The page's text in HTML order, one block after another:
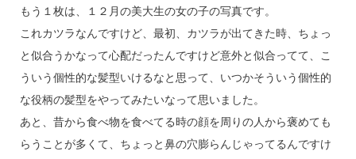
もう１枚は、１２月の美大生の女の子の写真です。
これカツラなんですけど、最初、カツラが出てきた時、ちょっ
と似合うかなって心配だったんですけど意外と似合ってて、こ
ういう個性的な髪型いけるなと思って、いつかそういう個性的
な役柄の髪型をやってみたいなって思いました。
あと、昔から食べ物を食べてる時の顔を周りの人から褒めても
らうことが多くて、ちょっと鼻の穴膨らんじゃってるんですけ